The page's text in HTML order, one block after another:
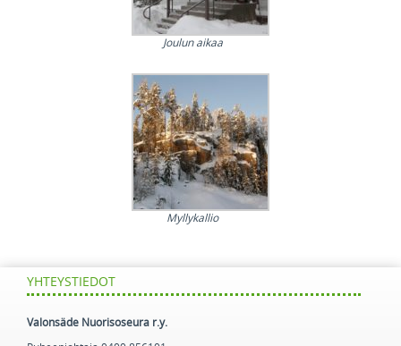
Joulun aikaa
Myllykallio
YHTEYSTIEDOT
Valonsäde Nuorisoseura r.y.